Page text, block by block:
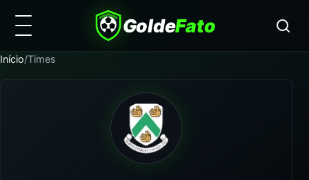
GoldeFato
Início/Times